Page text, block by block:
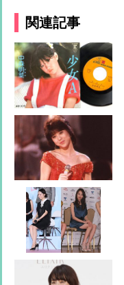
関連記事